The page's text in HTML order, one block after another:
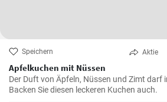
Speichern Aktie
Apfelkuchen mit Nüssen
Der Duft von Äpfeln, Nüssen und Zimt darf
Backen Sie diesen leckeren Kuchen auch.